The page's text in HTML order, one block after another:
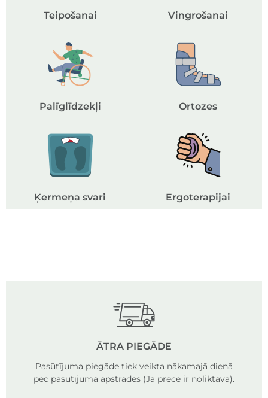
Teipošanai Vingrošanai
Palīglīdzekļi Ortozes
Ķermeņa svari Ergoterapijai
ĀTRA PIEGĀDE
Pasūtījuma piegāde tiek veikta nākamajā dienā
pēc pasūtījuma apstrādes (Ja prece ir noliktavā).